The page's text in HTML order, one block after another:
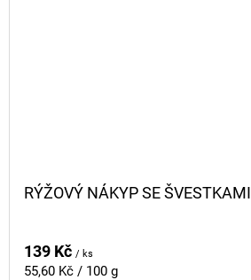
RÝŽOVÝ NÁKYP SE ŠVESTKAMI
139 Kč / ks
Měrná
55,60 Kč / 100 g